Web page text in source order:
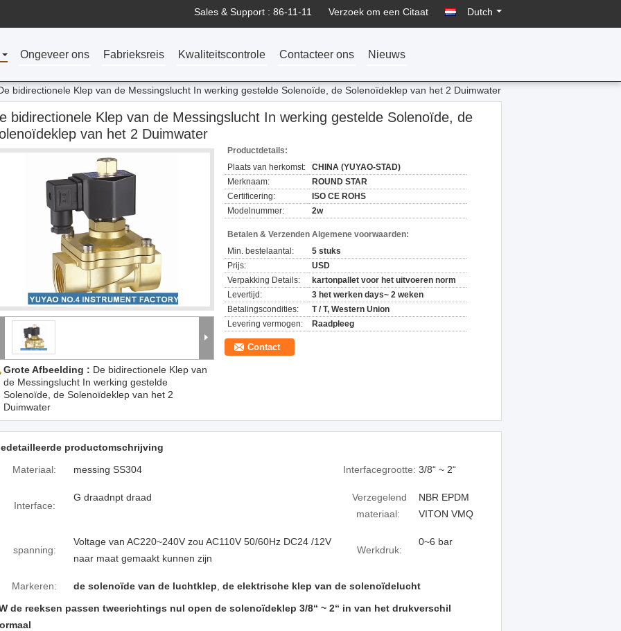
Sales & Support : 86-11-11 Verzoek om een Citaat Dutch
Ongeveer ons Fabrieksreis Kwaliteitscontrole Contacteer ons Nieuws
bidirectionele Klep van de Messingslucht In werking gestelde Solenoïde, de Solenoïdeklep van het 2 Duimwater
bidirectionele Klep van de Messingslucht In werking gestelde Solenoïde, de
van het 2 Duimwater
Grote Afbeelding : De bidirectionele Klep van
de Messingslucht In werking gestelde
Solenoïde, de Solenoïdeklep van het 2
Duimwater
Productdetails:
Plaats van herkomst:
CHINA (YUYAO-STAD)
Merknaam:
ROUND STAR
Certificering:
ISO CE ROHS
Modelnummer:
2w
Betalen & Verzenden Algemene voorwaarden:
Min. bestelaantal:
5 stuks
Prijs:
USD
Verpakking Details:
kartonpallet voor het uitvoeren norm
Levertijd:
3 het werken days~ 2 weken
Betalingscondities:
T / T, Western Union
Levering vermogen:
Raadpleeg
Contact
productomschrijving
Materiaal:
messing SS304 Interfacegrootte: 3/8“ ~ 2“
Interface:
G draadnpt draad
Verzegelend
materiaal:
NBR EPDM
VITON VMQ
spanning:
Voltage van AC220~240V zou AC110V 50/60Hz DC24 /12V
naar maat gemaakt kunnen zijn
Werkdruk:
0~6 bar
Markeren: de solenoïde van de luchtklep de elektrische klep van de solenoïdelucht
de reeksen passen tweerichtings nul open de solenoïdeklep 3/8“ ~ 2“ in van het drukverschil